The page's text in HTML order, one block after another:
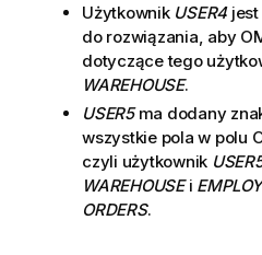
Użytkownik USER4
do rozwiązania, aby
dotyczące tego
WAREHOUSE.
USER5ma dodany
wszystkie pola w polu
czyli użytkownik
WAREHOUSEi
ORDERS.